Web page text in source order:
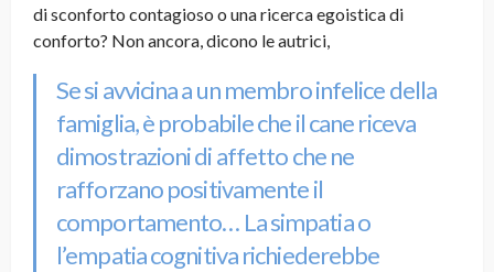
di sconforto contagioso o una ricerca egoistica di
conforto? Non ancora, dicono le autrici,
Se si avvicina a un membro infelice della
famiglia, è probabile che il cane riceva
dimostrazioni di affetto che ne
rafforzano positivamente il
comportamento… La simpatia o
l’empatia cognitiva richiederebbe